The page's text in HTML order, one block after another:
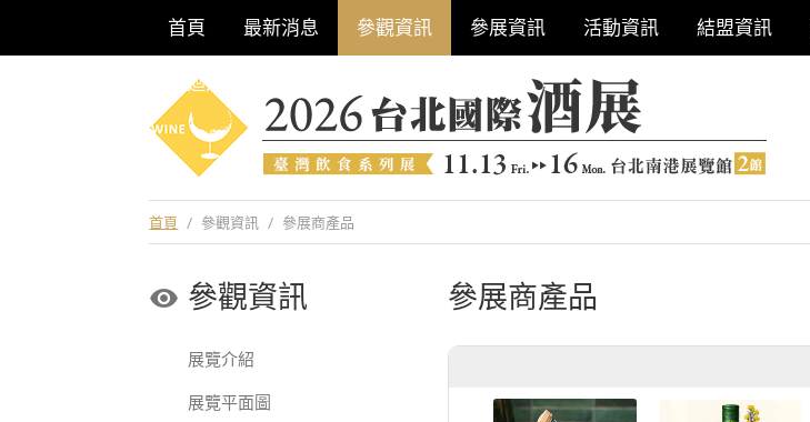
首頁 最新消息 參觀資訊 參展資訊 活動資訊 結盟資訊
巡迴酒展系列
首頁 / 參觀資訊 / 參展商產品
參觀資訊
展覽介紹
展覽平面圖
參展商產品